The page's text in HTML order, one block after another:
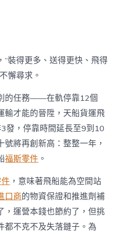
裝得更多、送得更快、飛得
懈尋求。
的任務——在軌停靠12個
輸才能的晉陞，天船貨運飛
發，停靠時間延長至9到10
將再創新高：整整一年，
福斯零件 。
，意味著飛船能為空間站
口商的物資保證和推進劑補
，運營本錢也節約了，但挑
都不克不及失落鏈子。為